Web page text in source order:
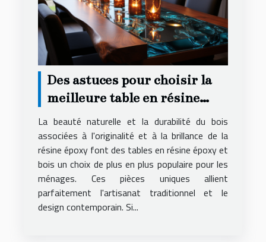
Des astuces pour choisir la
meilleure table en résine
époxy et bois pour votre
logement
La beauté naturelle et la durabilité du bois
associées à l'originalité et à la brillance de la
résine époxy font des tables en résine époxy et
bois un choix de plus en plus populaire pour les
ménages. Ces pièces uniques allient
parfaitement l'artisanat traditionnel et le
design contemporain. Si...